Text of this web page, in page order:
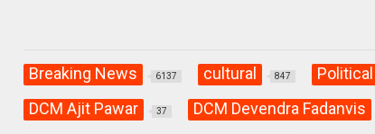
Breaking News 6137 cultural 847 Political
DCM Ajit Pawar 37 DCM Devendra Fadanvis